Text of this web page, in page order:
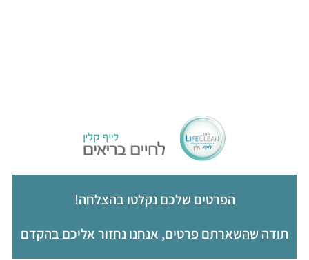
הפרטים שלכם נקלטו בהצלחה!
תודה שהשארתם פרטים, אנחנו נחזור אליכם בהקדם